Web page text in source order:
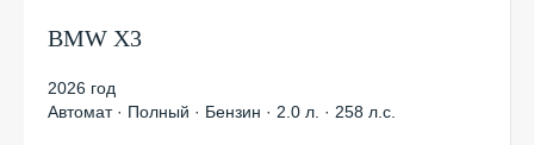
BMW X3
2026 год
Автомат · Полный · Бензин · 2.0 л. · 258 л.с.